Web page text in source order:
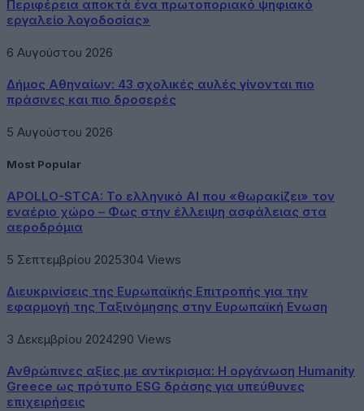
Περιφέρεια αποκτά ένα πρωτοποριακό ψηφιακό
εργαλείο λογοδοσίας»
6 Αυγούστου 2026
Δήμος Αθηναίων: 43 σχολικές αυλές γίνονται πιο
πράσινες και πιο δροσερές
5 Αυγούστου 2026
Most Popular
APOLLO-STCA: Το ελληνικό AI που «θωρακίζει» τον
εναέριο χώρο – Φως στην έλλειψη ασφάλειας στα
αεροδρόμια
5 Σεπτεμβρίου 2025304 Views
Διευκρινίσεις της Ευρωπαϊκής Επιτροπής για την
εφαρμογή της Ταξινόμησης στην Ευρωπαϊκή Ενωση
3 Δεκεμβρίου 2024290 Views
Ανθρώπινες αξίες με αντίκρισμα: Η οργάνωση Humanity
Greece ως πρότυπο ESG δράσης για υπεύθυνες
επιχειρήσεις